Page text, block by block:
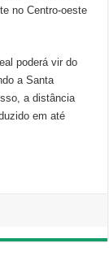
no Centro-oeste
poderá vir do
a Santa
a distância
em até